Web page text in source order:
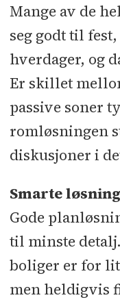
Mange av de
seg godt til
hverdager, og
Er skillet
passive soner
romløsningen
diskusjoner i
Smarte
Gode
til minste
boliger er for
men heldigvis